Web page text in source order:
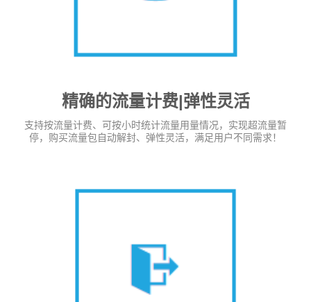
精确的流量计费|弹性灵活
支持按流量计费、可按小时统计流量用量情况，实现超流量暂
停，购买流量包自动解封、弹性灵活，满足用户不同需求！